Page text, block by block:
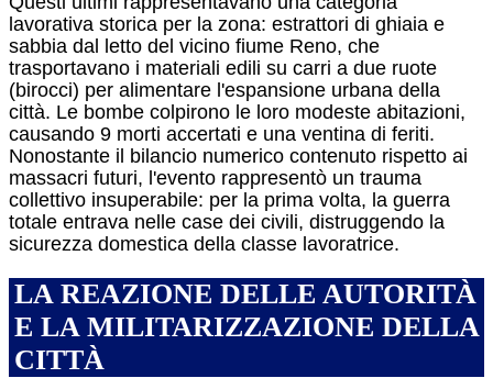
lavorativa storica per la zona: estrattori di ghiaia e
sabbia dal letto del vicino fiume Reno, che
trasportavano i materiali edili su carri a due ruote
(birocci) per alimentare l'espansione urbana della
città. Le bombe colpirono le loro modeste abitazioni,
causando 9 morti accertati e una ventina di feriti.
Nonostante il bilancio numerico contenuto rispetto ai
massacri futuri, l'evento rappresentò un trauma
collettivo insuperabile: per la prima volta, la guerra
totale entrava nelle case dei civili, distruggendo la
sicurezza domestica della classe lavoratrice.
LA REAZIONE DELLE AUTORITÀ
E LA MILITARIZZAZIONE DELLA
CITTÀ